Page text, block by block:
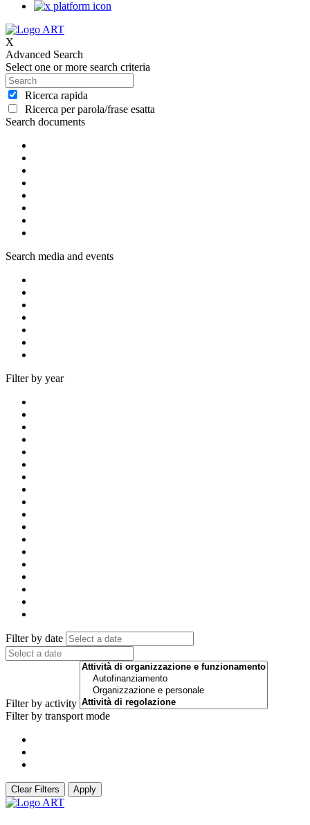
X
Advanced Search
Select one or more search criteria
Ricerca rapida
Ricerca per parola/frase esatta
Search documents
Search media and events
Filter by year
Filter by date
Filter by activity
Filter by transport mode
Clear Filters Apply